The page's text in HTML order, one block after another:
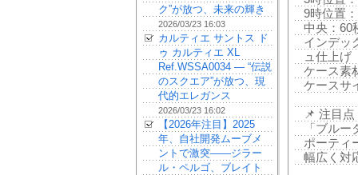
9時位置
中央：60
インデッ
ュ仕上げ
ケース素
ケースサ
📌 注目点
「ブル
ポーティ
幅広く対
ク”が放つ、未来の輝き
2026/03/23 16:03
カルティエ サントス ド
ゥ カルティエ XL
Ref.WSSA0034 — “伝説
のスクエア”が放つ、現
代的エレガンス
2026/03/23 16:02
【2026年注目】2025
年、自社開発ムーブメ
ントで激突——ジラー
ル・ペルゴ、ブレイト